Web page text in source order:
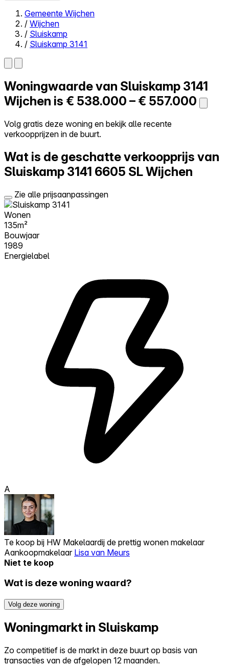
Close menu
Zelf kopen
Alles-in-één
Reviews
Log in
Gemeente Wijchen
/ Wijchen
/ Sluiskamp
/ Sluiskamp 3141
Woningwaarde van Sluiskamp 3141
Wijchen is € 538.000 – € 557.000
Volg gratis deze woning en bekijk alle recente
verkoopprijzen in de buurt.
Wat is de geschatte verkoopprijs van
Sluiskamp 3141 6605 SL Wijchen
Zie alle prijsaanpassingen
Wonen
135m²
Bouwjaar
1989
Energielabel
A
Te koop bij HW Makelaardij de prettig wonen makelaar
Aankoopmakelaar Lisa van Meurs
Niet te koop
Wat is deze woning waard?
Volg deze woning
Woningmarkt in Sluiskamp
Zo competitief is de markt in deze buurt op basis van
transacties van de afgelopen 12 maanden.